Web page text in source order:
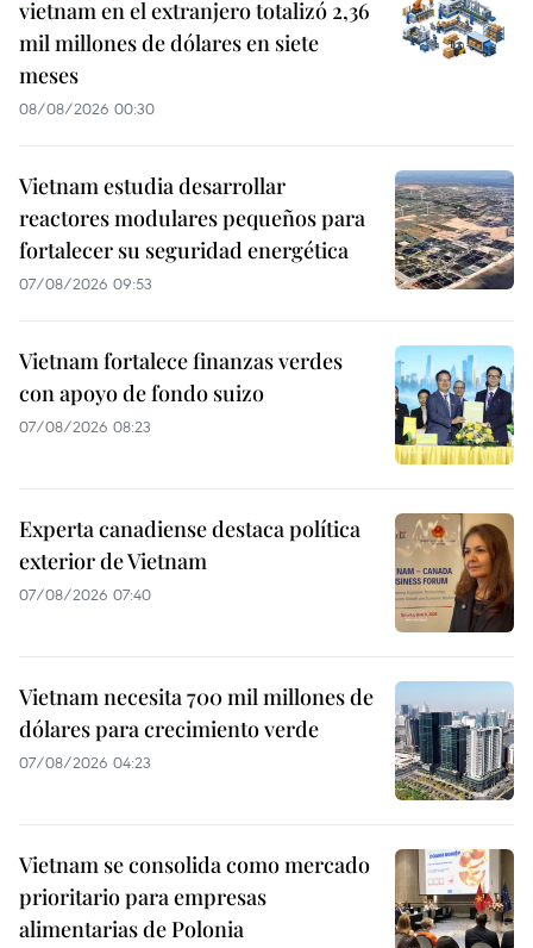
vietnam en el extranjero totalizó 2,36
mil millones de dólares en siete
meses
08/08/2026 00:30
Vietnam estudia desarrollar
reactores modulares pequeños para
fortalecer su seguridad energética
07/08/2026 09:53
Vietnam fortalece finanzas verdes
con apoyo de fondo suizo
07/08/2026 08:23
Experta canadiense destaca política
exterior de Vietnam
07/08/2026 07:40
Vietnam necesita 700 mil millones de
dólares para crecimiento verde
07/08/2026 04:23
Vietnam se consolida como mercado
prioritario para empresas
alimentarias de Polonia